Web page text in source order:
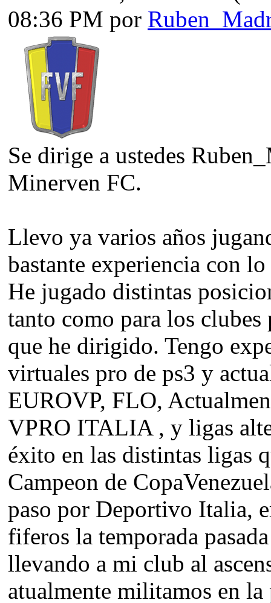
08:36 PM por
Se dirige a ustedes
Minerven FC.
Llevo ya varios años
bastante experiencia con
He jugado distintas
tanto como para los
que he dirigido. Tengo
virtuales pro de ps3 y
EUROVP, FLO,
VPRO ITALIA , y ligas
éxito en las distintas ligas
Campeon de
paso por Deportivo Italia,
fiferos la temporada
llevando a mi club al
atualmente militamos en